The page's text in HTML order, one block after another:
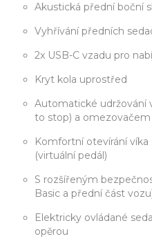
Akustická přední boční
Vyhřívání předních
2x USB-C vzadu pro
Kryt kola uprostřed
Automatické udržování
to stop) a
Komfortní otevírání
(virtuální pedál)
S rozšířeným
Basic a přední část
Elektricky ovládané
opěrou